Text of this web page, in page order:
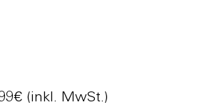
(inkl. MwSt.)